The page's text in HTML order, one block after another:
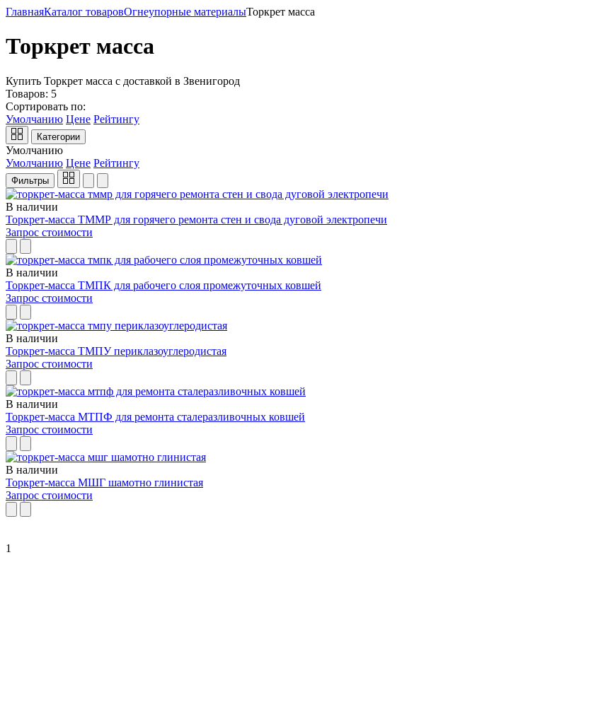
ГлавнаяКаталог товаровОгнеупорные материалыТоркрет масса
Торкрет масса
Купить Торкрет масса с доставкой в Звенигород
Товаров: 5
Сортировать по:
Умолчанию Цене Рейтингу
Категории
Умолчанию
Умолчанию Цене Рейтингу
Фильтры
В наличии
Торкрет-масса ТММР для горячего ремонта стен и свода дуговой электропечи
Запрос стоимости
В наличии
Торкрет-масса ТМПК для рабочего слоя промежуточных ковшей
Запрос стоимости
В наличии
Торкрет-масса ТМПУ периклазоуглеродистая
Запрос стоимости
В наличии
Торкрет-масса МТПФ для ремонта сталеразливочных ковшей
Запрос стоимости
В наличии
Торкрет-масса МШГ шамотно глинистая
Запрос стоимости
1